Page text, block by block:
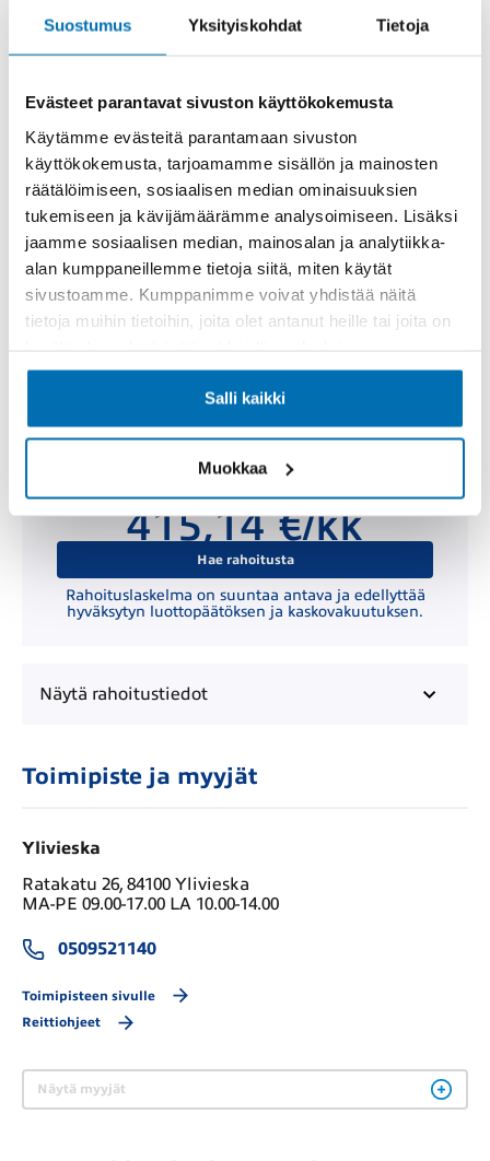
Suostumus Yksityiskohdat Tietoja
Evästeet parantavat sivuston käyttökokemusta
Käytämme evästeitä parantamaan sivuston
käyttökokemusta, tarjoamamme sisällön ja mainosten
räätälöimiseen, sosiaalisen median ominaisuuksien
tukemiseen ja kävijämäärämme analysoimiseen. Lisäksi
jaamme sosiaalisen median, mainosalan ja analytiikka-
alan kumppaneillemme tietoja siitä, miten käytät
sivustoamme. Kumppanimme voivat yhdistää näitä
tietoja muihin tietoihin, joita olet antanut heille tai joita on
Salli kaikki
Muokkaa
Käsiraha tai vaihtoauto (€)
Suurempi viimeinen erä (€)
Kuukausierä
415,14 €/kk
Hae rahoitusta
Rahoituslaskelma on suuntaa antava ja edellyttää
hyväksytyn luottopäätöksen ja kaskovakuutuksen.
Näytä rahoitustiedot
Toimipiste ja myyjät
Ylivieska
Ratakatu 26, 84100 Ylivieska
MA-PE 09.00-17.00 LA 10.00-14.00
0509521140
Toimipisteen sivulle
Reittiohjeet
Näytä myyjät